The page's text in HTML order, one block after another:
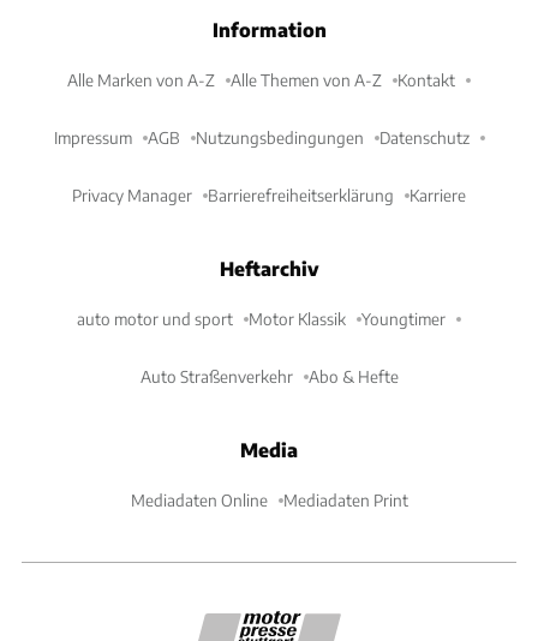
Information
Alle Marken von A-Z Alle Themen von A-Z Kontakt
Impressum AGB Nutzungsbedingungen Datenschutz
Privacy Manager Barrierefreiheitserklärung Karriere
Heftarchiv
auto motor und sport Motor Klassik Youngtimer
Auto Straßenverkehr Abo & Hefte
Media
Mediadaten Online Mediadaten Print